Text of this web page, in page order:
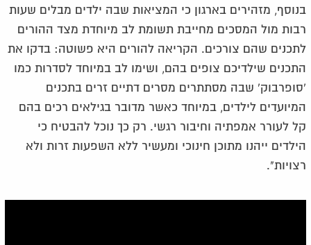
בנוסף, מזהירים בארגון כי המציאות שבה ילדים מבלים שעות
רבות מול המסכים מחייבת תשומת לב מיוחדת מצד ההורים
לתכנים שהם צורכים. הקריאה להורים היא פשוטה: בדקו את
התכנים שילדיכם צופים בהם, ושימו לב במיוחד לסדרות כמו
'סופרבוק' שבה מסתתרים מסרים דתיים זרים בתכנים
המיועדים לילדים, במיוחד כאשר מדובר בגילאים רכים בהם
קל לעורר אמפתיה וחיבור רגשי. רק כך נוכל להבטיח כי
הילדים ייהנו מתוכן חינוכי ומעשיר ללא השפעות זרות ולא
רצויות".